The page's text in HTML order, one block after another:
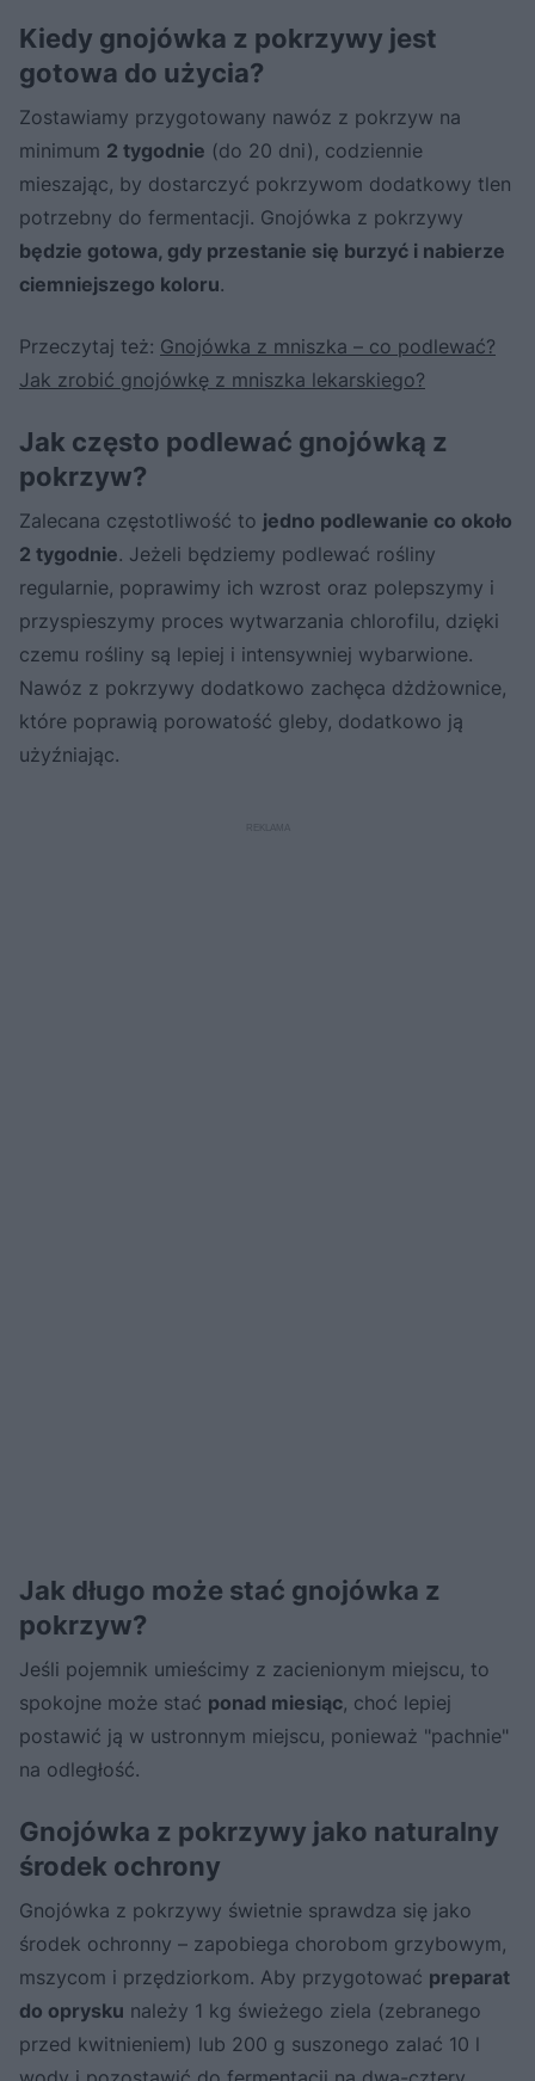
Kiedy gnojówka z pokrzywy jest
gotowa do użycia?
Zostawiamy przygotowany nawóz z pokrzyw na
minimum 2 tygodnie (do 20 dni), codziennie
mieszając, by dostarczyć pokrzywom dodatkowy tlen
potrzebny do fermentacji. Gnojówka z pokrzywy
będzie gotowa, gdy przestanie się burzyć i nabierze
ciemniejszego koloru.
Przeczytaj też: Gnojówka z mniszka – co podlewać?
Jak zrobić gnojówkę z mniszka lekarskiego?
Jak często podlewać gnojówką z
pokrzyw?
Zalecana częstotliwość to jedno podlewanie co około
2 tygodnie. Jeżeli będziemy podlewać rośliny
regularnie, poprawimy ich wzrost oraz polepszymy i
przyspieszymy proces wytwarzania chlorofilu, dzięki
czemu rośliny są lepiej i intensywniej wybarwione.
Nawóz z pokrzywy dodatkowo zachęca dżdżownice,
które poprawią porowatość gleby, dodatkowo ją
użyźniając.
Jak długo może stać gnojówka z
pokrzyw?
Jeśli pojemnik umieścimy z zacienionym miejscu, to
spokojne może stać ponad miesiąc, choć lepiej
postawić ją w ustronnym miejscu, ponieważ "pachnie"
na odległość.
Gnojówka z pokrzywy jako naturalny
środek ochrony
Gnojówka z pokrzywy świetnie sprawdza się jako
środek ochronny – zapobiega chorobom grzybowym,
mszycom i przędziorkom. Aby przygotować preparat
do oprysku należy 1 kg świeżego ziela (zebranego
przed kwitnieniem) lub 200 g suszonego zalać 10 l